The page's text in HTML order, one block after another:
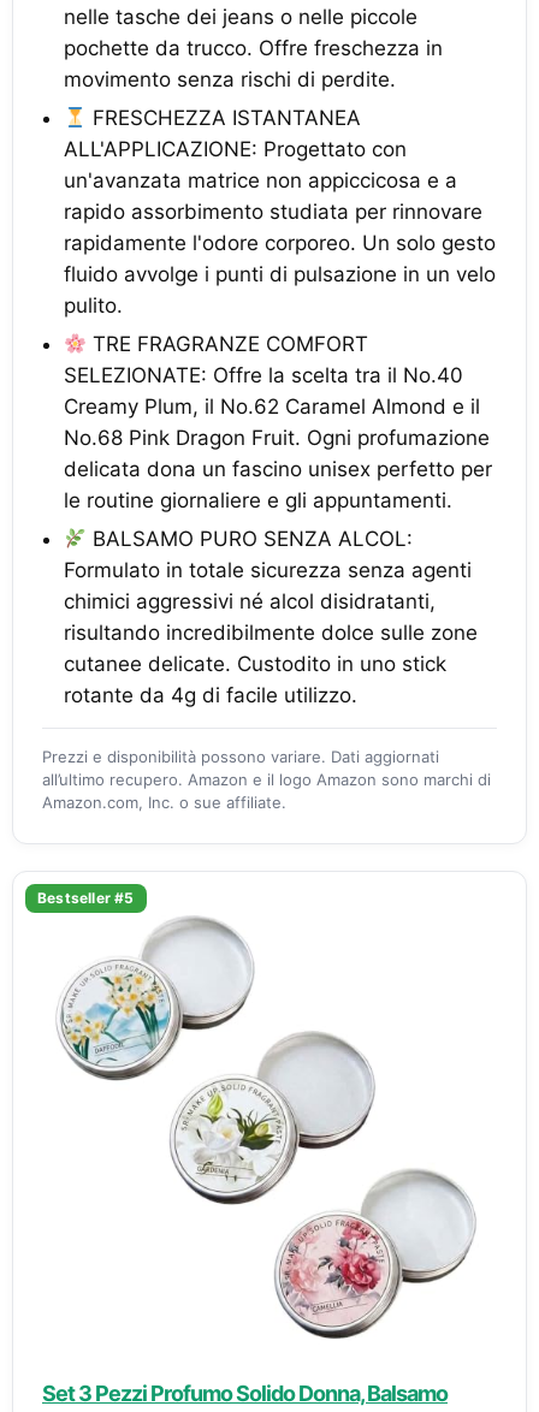
nelle tasche dei jeans o nelle piccole
pochette da trucco. Offre freschezza in
movimento senza rischi di perdite.
FRESCHEZZA ISTANTANEA
ALL'APPLICAZIONE: Progettato con
un'avanzata matrice non appiccicosa e a
rapido assorbimento studiata per rinnovare
rapidamente l'odore corporeo. Un solo gesto
fluido avvolge i punti di pulsazione in un velo
pulito.
TRE FRAGRANZE COMFORT
SELEZIONATE: Offre la scelta tra il No.40
Creamy Plum, il No.62 Caramel Almond e il
No.68 Pink Dragon Fruit. Ogni profumazione
delicata dona un fascino unisex perfetto per
le routine giornaliere e gli appuntamenti.
BALSAMO PURO SENZA ALCOL:
Formulato in totale sicurezza senza agenti
chimici aggressivi né alcol disidratanti,
risultando incredibilmente dolce sulle zone
cutanee delicate. Custodito in uno stick
rotante da 4g di facile utilizzo.
Prezzi e disponibilità possono variare. Dati aggiornati
all’ultimo recupero. Amazon e il logo Amazon sono marchi di
Amazon.com, Inc. o sue affiliate.
Bestseller #5
Set 3 Pezzi Profumo Solido Donna, Balsamo